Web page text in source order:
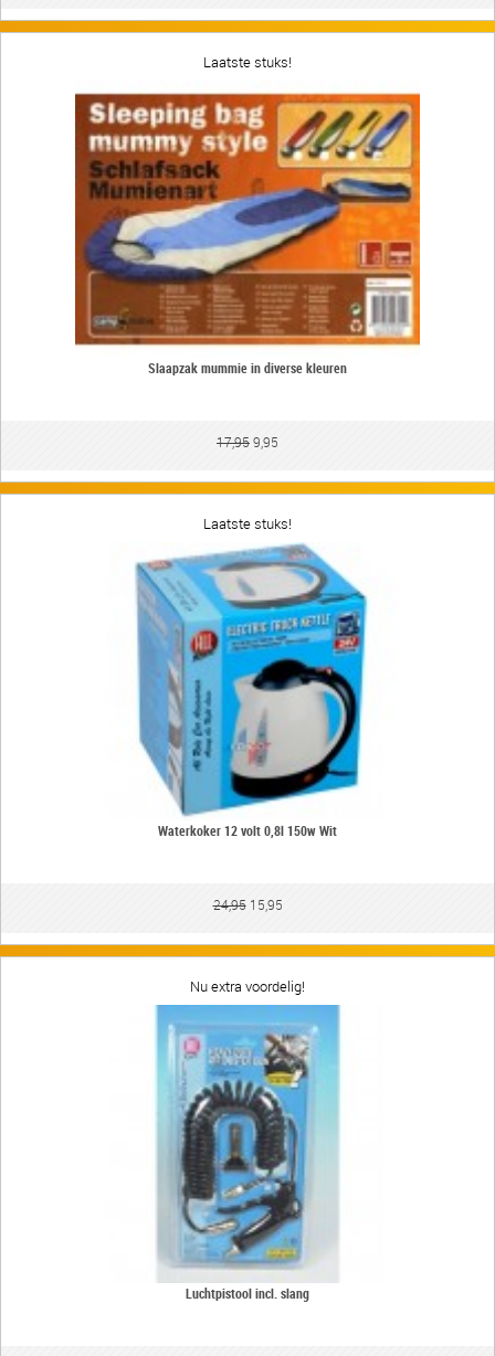
Laatste stuks!
Slaapzak mummie in diverse kleuren
17,959,95
Laatste stuks!
Waterkoker 12 volt 0,8l 150w Wit
24,9515,95
Nu extra voordelig!
Luchtpistool incl. slang